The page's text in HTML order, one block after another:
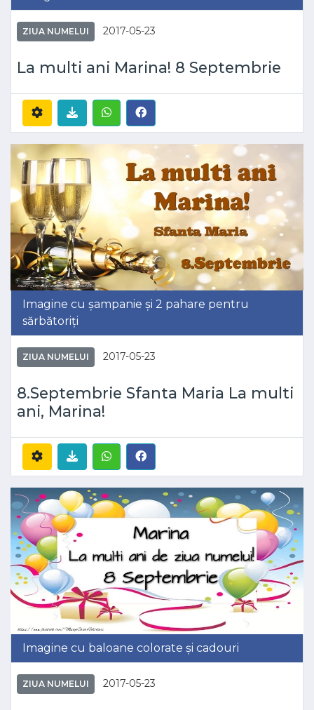
ZIUA NUMELUI 2017-05-23
La multi ani Marina! 8 Septembrie
Imagine cu șampanie și 2 pahare pentru
sărbătoriți
ZIUA NUMELUI 2017-05-23
8.Septembrie Sfanta Maria La multi
ani, Marina!
Imagine cu baloane colorate și cadouri
ZIUA NUMELUI 2017-05-23